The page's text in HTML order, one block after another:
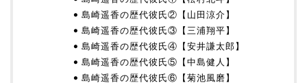
島崎遥香の歴代彼氏②【山田涼介】
島崎遥香の歴代彼氏③【三浦翔平】
島崎遥香の歴代彼氏④【安井謙太郎】
島崎遥香の歴代彼氏⑤【中島健人】
島崎遥香の歴代彼氏⑥【菊池風磨】